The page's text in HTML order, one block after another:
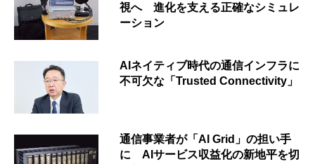
視へ 進化を支える正確なシミュレ
ーション
AIネイティブ時代の通信インフラに
不可欠な「Trusted Connectivity」
通信事業者が「AI Grid」の担い手
に AIサービス収益化の新地平を切